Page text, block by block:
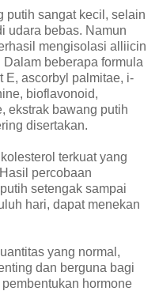
putih sangat kecil, selain
udara bebas. Namun
mengisolasi alliicin
beberapa formula
E, ascorbyl palmitae, i-
bioflavonoid,
ekstrak bawang putih
disertakan.
terkuat yang
percobaan
setengak sampai
hari, dapat menekan
yang normal,
dan berguna bagi
hormone